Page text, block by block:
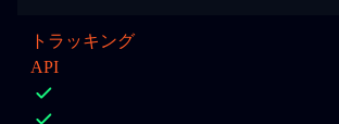
トラッキング
API